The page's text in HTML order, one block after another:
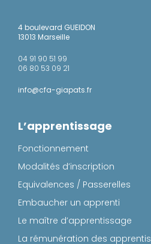
4 boulevard GUEIDON
13013 Marseille
04 91 90 51 99
06 80 53 09 21
info@cfa-giapats.fr
L’apprentissage
Fonctionnement
Modalités d’inscription
Equivalences / Passerelles
Embaucher un apprenti
Le maître d’apprentissage
La rémunération des apprentis